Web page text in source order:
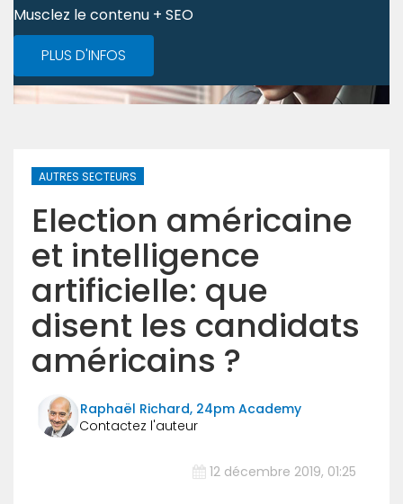
Musclez le contenu + SEO
PLUS D'INFOS
AUTRES SECTEURS
Election américaine
et intelligence
artificielle: que
disent les candidats
américains ?
Raphaël Richard, 24pm Academy
12 décembre 2019, 01:25